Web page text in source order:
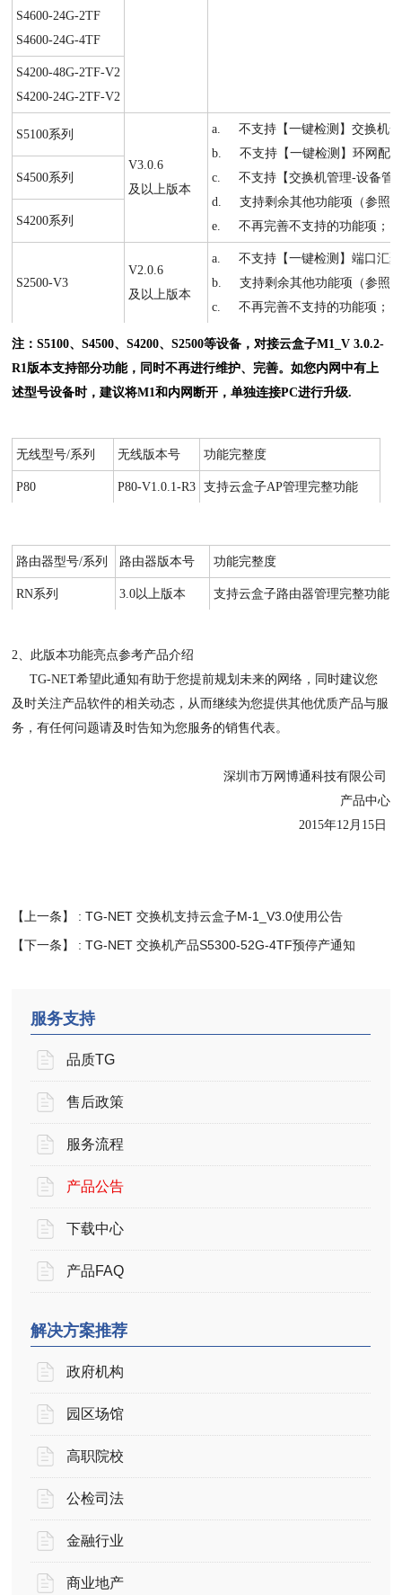
S4600-24G-2TF
S4600-24G-4TF
S4200-48G-2TF-V2
S4200-24G-2TF-V2
S5100系列
V3.0.6
及以上版本
a. 不支持【一键检测】交换机
b. 不支持【一键检测】环网配
c. 不支持【交换机管理-设备管
d. 支持剩余其他功能项（参照
e. 不再完善不支持的功能项；
S4500系列
S4200系列
S2500-V3
V2.0.6
及以上版本
a. 不支持【一键检测】端口汇
b. 支持剩余其他功能项（参照
c. 不再完善不支持的功能项；
注：S5100、S4500、S4200、S2500等设备，对接云盒子M1_V3.0.2-
R1版本支持部分功能，同时不再进行维护、完善。如您内网中有上
述型号设备时，建议将M1和内网断开，单独连接PC进行升级.
无线型号/系列 无线版本号 功能完整度
P80 P80-V1.0.1-R3 支持云盒子AP管理完整功能
路由器型号/系列 路由器版本号 功能完整度
RN系列 3.0以上版本 支持云盒子路由器管理完整功能
2、此版本功能亮点参考产品介绍
TG-NET希望此通知有助于您提前规划未来的网络，同时建议您
及时关注产品软件的相关动态，从而继续为您提供其他优质产品与服
务，有任何问题请及时告知为您服务的销售代表。
深圳市万网博通科技有限公司
产品中心
2015年12月15日
【上一条】 :TG-NET 交换机支持云盒子M-1_V3.0使用公告
【下一条】 :TG-NET 交换机产品S5300-52G-4TF预停产通知
服务支持
品质TG
售后政策
服务流程
产品公告
下载中心
产品FAQ
解决方案推荐
政府机构
园区场馆
高职院校
公检司法
金融行业
商业地产